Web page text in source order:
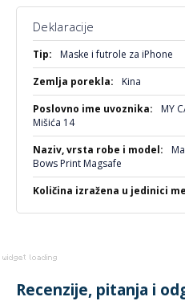
Sve koji vole da njihov
Korisnike MagSafe
One koji traže zaštitu bez
Deklaracije
Više
informacija
Maske i futrole za iPhone
Kina
MY
Mišića 14
Bows Print Magsafe
Recenzije, pitanja i